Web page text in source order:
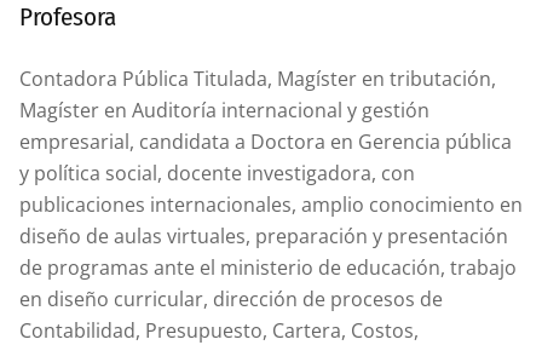
Profesora
Contadora Pública Titulada, Magíster en tributación,
Magíster en Auditoría internacional y gestión
empresarial, candidata a Doctora en Gerencia pública
y política social, docente investigadora, con
publicaciones internacionales, amplio conocimiento en
diseño de aulas virtuales, preparación y presentación
de programas ante el ministerio de educación, trabajo
en diseño curricular, dirección de procesos de
Contabilidad, Presupuesto, Cartera, Costos,